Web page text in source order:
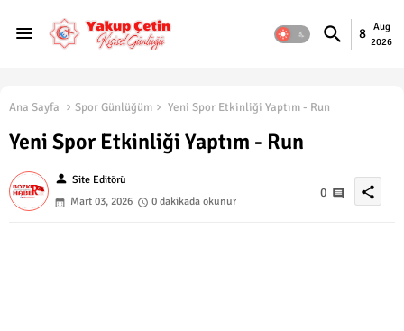
8
Aug
2026
Ana Sayfa Spor Günlüğüm Yeni Spor Etkinliği Yaptım - Run
Yeni Spor Etkinliği Yaptım - Run
person Site Editörü
Mart 03, 2026
0 dakikada okunur
0 share